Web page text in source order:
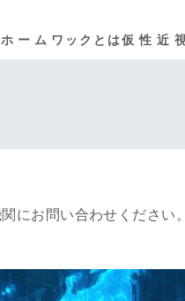
ホーム ワックとは仮性近
にお問い合わせください。